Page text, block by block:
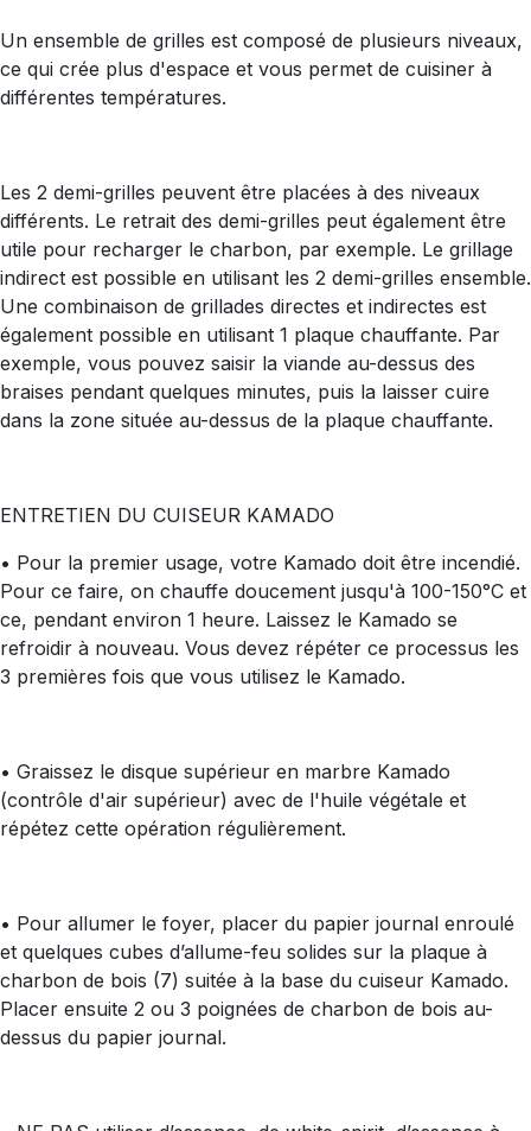
Un ensemble de grilles est composé de plusieurs niveaux,
ce qui crée plus d'espace et vous permet de cuisiner à
différentes températures.
Les 2 demi-grilles peuvent être placées à des niveaux
différents. Le retrait des demi-grilles peut également être
utile pour recharger le charbon, par exemple. Le grillage
indirect est possible en utilisant les 2 demi-grilles ensemble.
Une combinaison de grillades directes et indirectes est
également possible en utilisant 1 plaque chauffante. Par
exemple, vous pouvez saisir la viande au-dessus des
braises pendant quelques minutes, puis la laisser cuire
dans la zone située au-dessus de la plaque chauffante.
ENTRETIEN DU CUISEUR KAMADO
• Pour la premier usage, votre Kamado doit être incendié.
Pour ce faire, on chauffe doucement jusqu'à 100-150°C et
ce, pendant environ 1 heure. Laissez le Kamado se
refroidir à nouveau. Vous devez répéter ce processus les
3 premières fois que vous utilisez le Kamado.
• Graissez le disque supérieur en marbre Kamado
(contrôle d'air supérieur) avec de l'huile végétale et
répétez cette opération régulièrement.
• Pour allumer le foyer, placer du papier journal enroulé
et quelques cubes d’allume-feu solides sur la plaque à
charbon de bois (7) suitée à la base du cuiseur Kamado.
Placer ensuite 2 ou 3 poignées de charbon de bois au-
dessus du papier journal.